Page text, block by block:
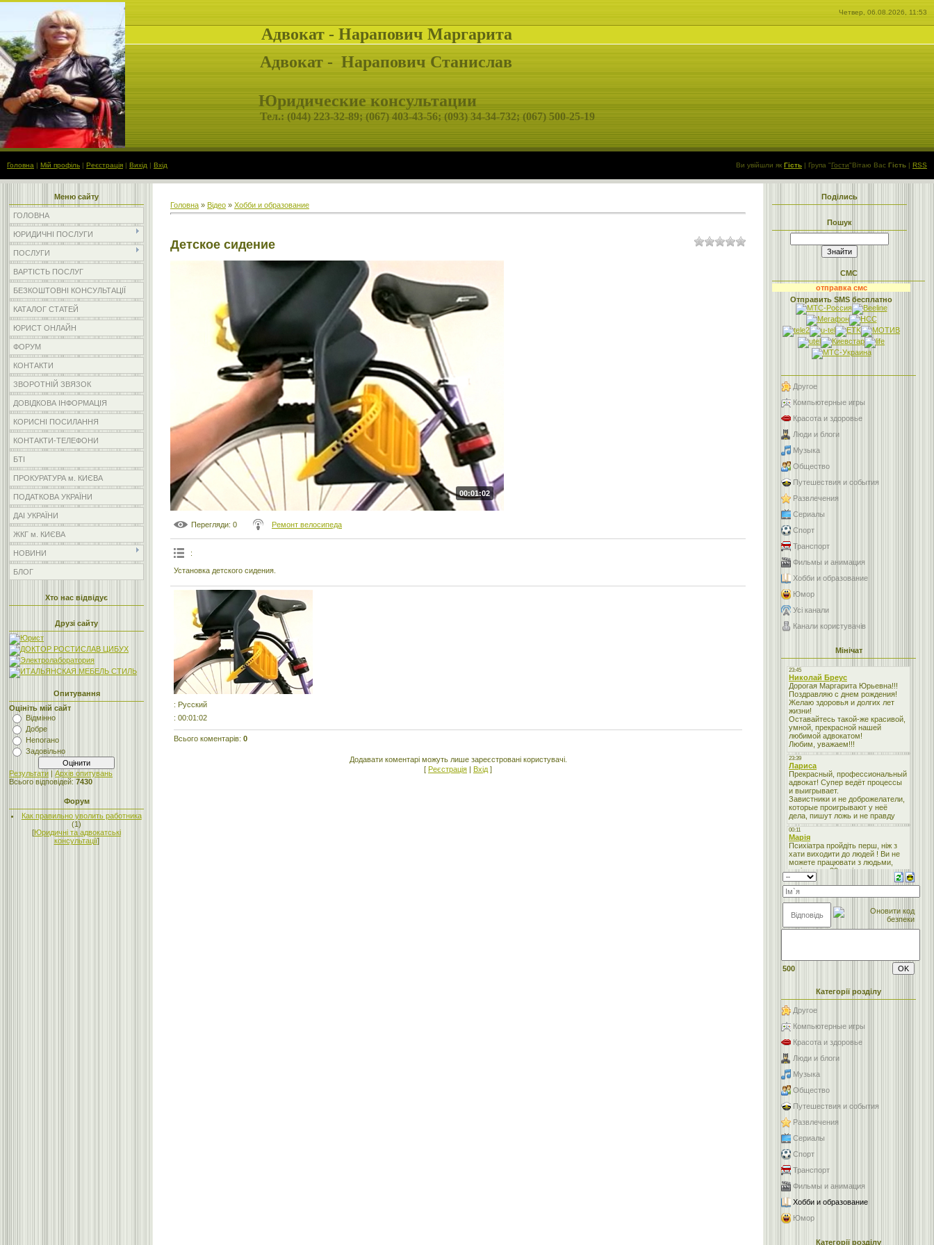
Четвер, 06.08.2026, 11:53
Адвокат - Нарапович Маргарита
Адвокат - Нарапович Станислав
Юридические консультации
Тел.: (044) 223-32-89;(067) 403-43-56; (093) 34-34-732; (067) 500-25-19
Головна | Мій профіль | Реєстрація | Вихід | Вхід Ви увійшли як Гість | Група "Гости"Вітаю Вас Гість | RSS
Меню сайту
ГОЛОВНА
ЮРИДИЧНІ ПОСЛУГИ
ПОСЛУГИ
ВАРТІСТЬ ПОСЛУГ
БЕЗКОШТОВНІ КОНСУЛЬТАЦІЇ
КАТАЛОГ СТАТЕЙ
ЮРИСТ ОНЛАЙН
ФОРУМ
КОНТАКТИ
ЗВОРОТНІЙ ЗВЯЗОК
ДОВІДКОВА ІНФОРМАЦІЯ
КОРИСНІ ПОСИЛАННЯ
КОНТАКТИ-ТЕЛЕФОНИ
БТІ
ПРОКУРАТУРА м. КИЄВА
ПОДАТКОВА УКРАЇНИ
ДАІ УКРАЇНИ
ЖКГ м. КИЄВА
НОВИНИ
БЛОГ
Хто нас відвідує
Друзі сайту
Опитування
Оцініть мій сайт
Відмінно
Добре
Непогано
Задовільно
Результати | Архів опитувань
Всього відповідей: 7430
Форум
Как правильно уволить работника
(1)
[Юридичні та адвокатські
консультації]
Головна » Відео » Хобби и образование
Детское сидение
00:01:02
Перегляди: 0 Ремонт велосипеда
:
Установка детского сидения.
: Русский
: 00:01:02
Всього коментарів: 0
Додавати коментарі можуть лише зареєстровані користувачі.
[ Реєстрація | Вхід ]
Поділись
Пошук
СМС
отправка смс
Отправить SMS бесплатно
Другое
Компьютерные игры
Красота и здоровье
Люди и блоги
Музыка
Общество
Путешествия и события
Развлечения
Сериалы
Спорт
Транспорт
Фильмы и анимация
Хобби и образование
Юмор
Усі канали
Канали користувачів
Мінічат
500
Категорії розділу
Другое
Компьютерные игры
Красота и здоровье
Люди и блоги
Музыка
Общество
Путешествия и события
Развлечения
Сериалы
Спорт
Транспорт
Фильмы и анимация
Хобби и образование
Юмор
Категорії розділу